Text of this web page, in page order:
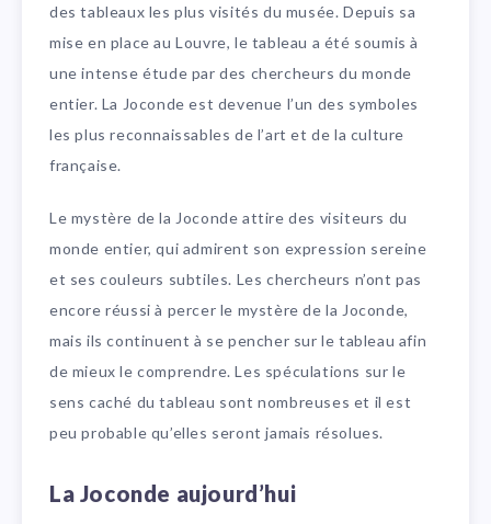
des tableaux les plus visités du musée. Depuis sa
mise en place au Louvre, le tableau a été soumis à
une intense étude par des chercheurs du monde
entier. La Joconde est devenue l’un des symboles
les plus reconnaissables de l’art et de la culture
française.
Le mystère de la Joconde attire des visiteurs du
monde entier, qui admirent son expression sereine
et ses couleurs subtiles. Les chercheurs n’ont pas
encore réussi à percer le mystère de la Joconde,
mais ils continuent à se pencher sur le tableau afin
de mieux le comprendre. Les spéculations sur le
sens caché du tableau sont nombreuses et il est
peu probable qu’elles seront jamais résolues.
La Joconde aujourd’hui